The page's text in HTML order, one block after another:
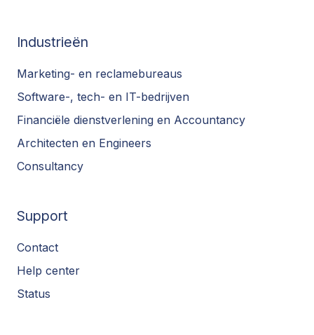
Industrieën
Marketing- en reclamebureaus
Software-, tech- en IT-bedrijven
Financiële dienstverlening en Accountancy
Architecten en Engineers
Consultancy
Support
Contact
Help center
Status